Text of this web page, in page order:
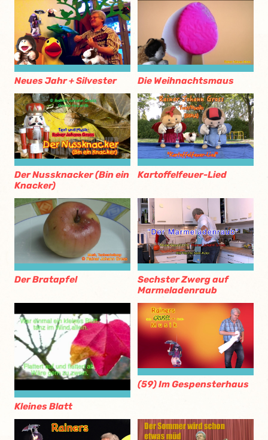
Neues Jahr + Silvester Die Weihnachtsmaus
Der Nussknacker (Bin ein
Knacker)
Kartoffelfeuer-Lied
Der Bratapfel
Sechster Zwerg auf
Marmeladenraub
Kleines Blatt
(59) Im Gespensterhaus